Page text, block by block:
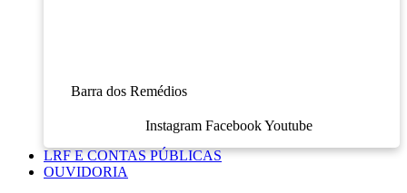
Barra dos Remédios
Instagram Facebook Youtube
LRF E CONTAS PÚBLICAS
OUVIDORIA